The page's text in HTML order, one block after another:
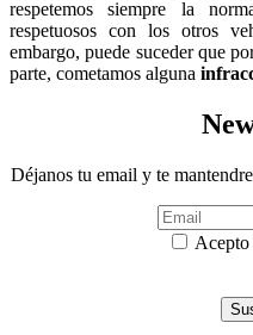
respetemos siempre la
respetuosos con los otros
embargo, puede suceder que
parte, cometamos alguna
Déjanos tu email y te
Acepto